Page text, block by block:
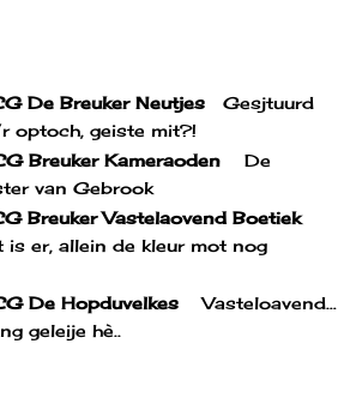
De Breuker Neutjes Gesjtuurd
optoch, geiste mit?!
Breuker Kameraoden De
van Gebrook
Breuker Vastelaovend Boetiek
is er, allein de kleur mot nog
De HopduvelkesVasteloavend…
geleije hè..